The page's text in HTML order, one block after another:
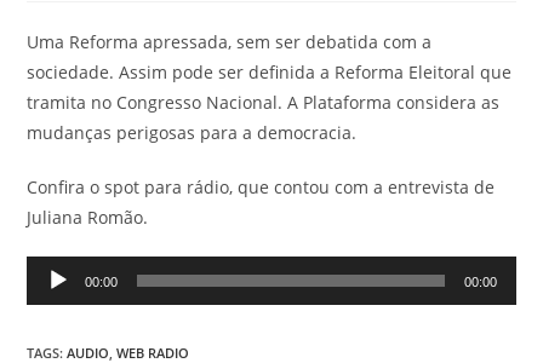
Uma Reforma apressada, sem ser debatida com a
sociedade. Assim pode ser definida a Reforma Eleitoral que
tramita no Congresso Nacional. A Plataforma considera as
mudanças perigosas para a democracia.
Confira o spot para rádio, que contou com a entrevista de
Juliana Romão.
Tocador
de
00:00 00:00
TAGS:AUDIO WEB RADIO